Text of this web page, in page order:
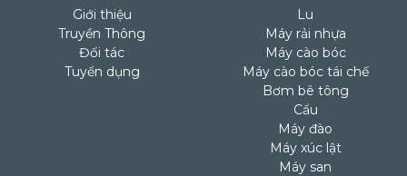
Giới thiệu
Truyền Thông
Đối tác
Tuyển dụng
Lu
Máy rải nhựa
Máy cào bóc
Máy cào bóc tái chế
Bơm bê tông
Cẩu
Máy đào
Máy xúc lật
Máy san